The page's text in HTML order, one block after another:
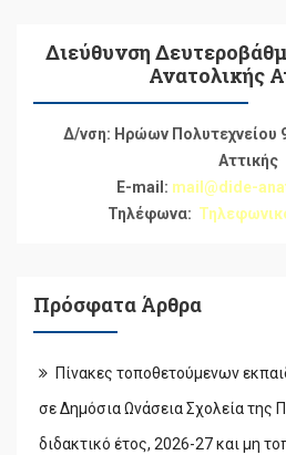
Διεύθυνση
Ανατολικής
Δ/νση: Ηρώων Πολυτεχνείου
Αττικής
E-mail: mail@dide-
Τηλέφωνα:
Πρόσφατα Άρθρα
Πίνακες τοποθετούμενων
σε Δημόσια Ωνάσεια Σχολεία της
διδακτικό έτος, 2026-27 και μη